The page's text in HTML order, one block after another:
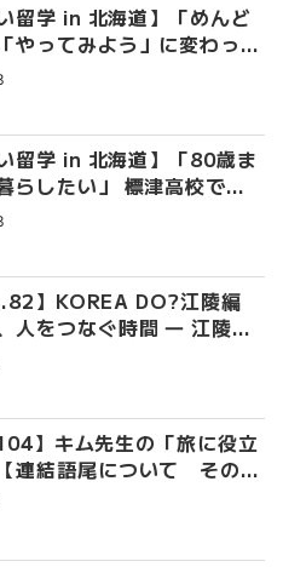
留学 in 北海道】「めんど
やってみよう」に変わっ
に吹かれて走る、僕の泥
留学 in 北海道】「80歳ま
らしたい」 標津高校で踏
らしい生き方
】KOREA DO?江陵編
人をつなぐ時間 ― 江陵端
】キム先生の「旅に役立
連結語尾について その